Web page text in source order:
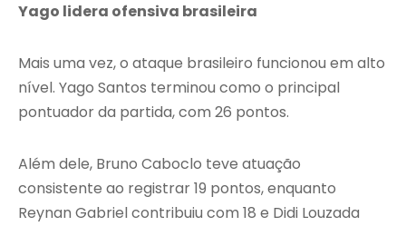
Yago lidera ofensiva brasileira
Mais uma vez, o ataque brasileiro funcionou em alto
nível. Yago Santos terminou como o principal
pontuador da partida, com 26 pontos.
Além dele, Bruno Caboclo teve atuação
consistente ao registrar 19 pontos, enquanto
Reynan Gabriel contribuiu com 18 e Didi Louzada